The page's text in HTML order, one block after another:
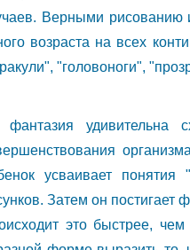
Верными рисованию
возраста на всех
"головоноги",
фантазия
усваивает понятия
Затем он
это быстрее,